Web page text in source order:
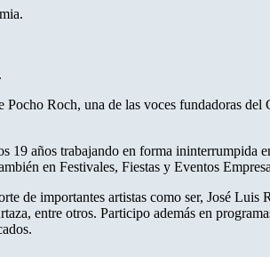
Roch, una de las voces fundadoras del
19 años trabajando en forma ininterrumpida
en Festivales, Fiestas y Eventos
de importantes artistas como ser, José Luis
entre otros. Participo además en